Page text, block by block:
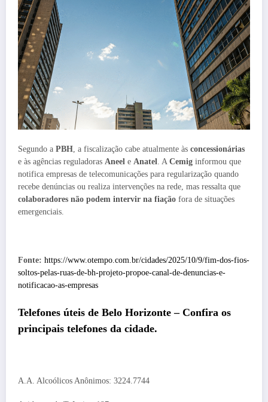
Segundo a PBH, a fiscalização cabe atualmente às concessionárias
e às agências reguladoras Aneel e Anatel. A Cemig informou que
notifica empresas de telecomunicações para regularização quando
recebe denúncias ou realiza intervenções na rede, mas ressalta que
colaboradores não podem intervir na fiação fora de situações
emergenciais.
Fonte: https://www.otempo.com.br/cidades/2025/10/9/fim-dos-fios-
soltos-pelas-ruas-de-bh-projeto-propoe-canal-de-denuncias-e-
notificacao-as-empresas
Telefones úteis de Belo Horizonte – Confira os
principais telefones da cidade.
A.A. Alcoólicos Anônimos: 3224.7744